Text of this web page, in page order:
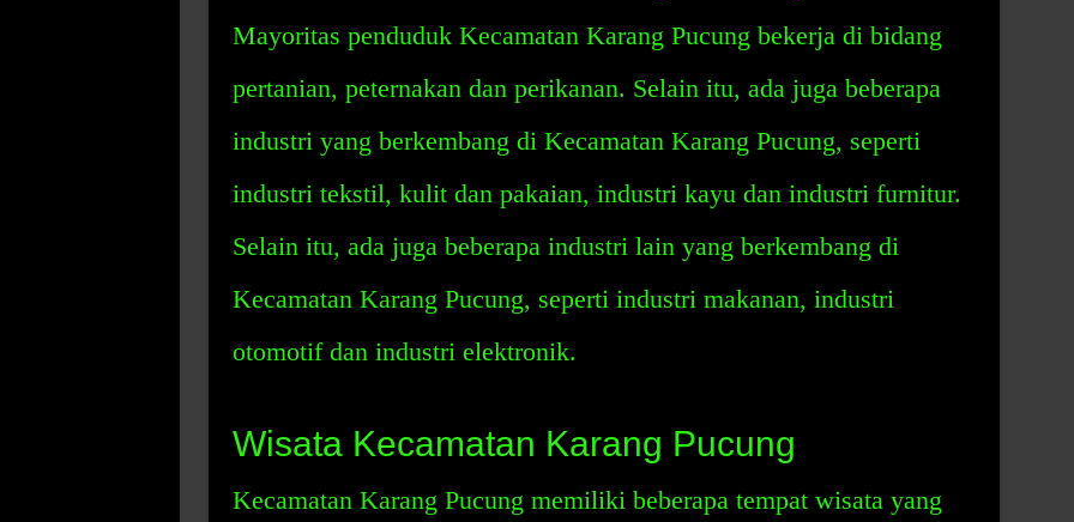
Mayoritas penduduk Kecamatan Karang Pucung bekerja di bidang
pertanian, peternakan dan perikanan. Selain itu, ada juga beberapa
industri yang berkembang di Kecamatan Karang Pucung, seperti
industri tekstil, kulit dan pakaian, industri kayu dan industri furnitur.
Selain itu, ada juga beberapa industri lain yang berkembang di
Kecamatan Karang Pucung, seperti industri makanan, industri
otomotif dan industri elektronik.
Wisata Kecamatan Karang Pucung
Kecamatan Karang Pucung memiliki beberapa tempat wisata yang